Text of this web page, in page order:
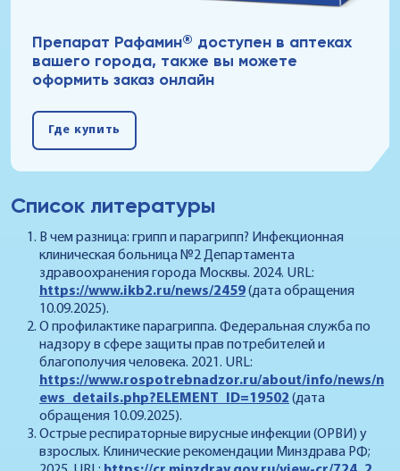
Препарат Рафамин® доступен в аптеках
вашего города, также вы можете
оформить заказ онлайн
Где купить
Список литературы
В чем разница: грипп и парагрипп? Инфекционная
клиническая больница №2 Департамента
здравоохранения города Москвы. 2024. URL:
https://www.ikb2.ru/news/2459(дата обращения
10.09.2025).
О профилактике парагриппа. Федеральная служба по
надзору в сфере защиты прав потребителей и
благополучия человека. 2021. URL:
https://www.rospotrebnadzor.ru/about/info/news/n
ews_details.php?ELEMENT_ID=19502 (дата
обращения 10.09.2025).
Острые респираторные вирусные инфекции (ОРВИ) у
взрослых. Клинические рекомендации Минздрава РФ;